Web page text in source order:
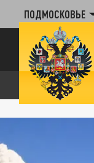
ПОДМОСКОВЬЕ